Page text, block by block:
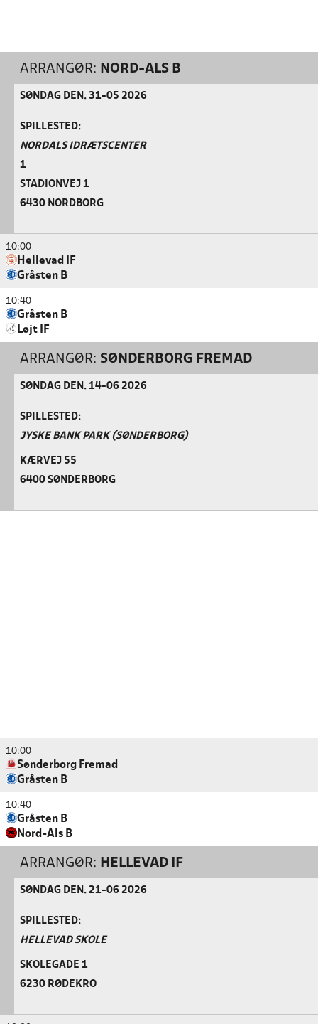
ARRANGØR: NORD-ALS B
SØNDAG DEN. 31-05 2026
SPILLESTED:
NORDALS IDRÆTSCENTER
1
STADIONVEJ 1
6430 NORDBORG
10:00
Hellevad IF
Gråsten B
10:40
Gråsten B
Løjt IF
ARRANGØR: SØNDERBORG FREMAD
SØNDAG DEN. 14-06 2026
SPILLESTED:
JYSKE BANK PARK (SØNDERBORG)
KÆRVEJ 55
6400 SØNDERBORG
10:00
Sønderborg Fremad
Gråsten B
10:40
Gråsten B
Nord-Als B
ARRANGØR: HELLEVAD IF
SØNDAG DEN. 21-06 2026
SPILLESTED:
HELLEVAD SKOLE
SKOLEGADE 1
6230 RØDEKRO